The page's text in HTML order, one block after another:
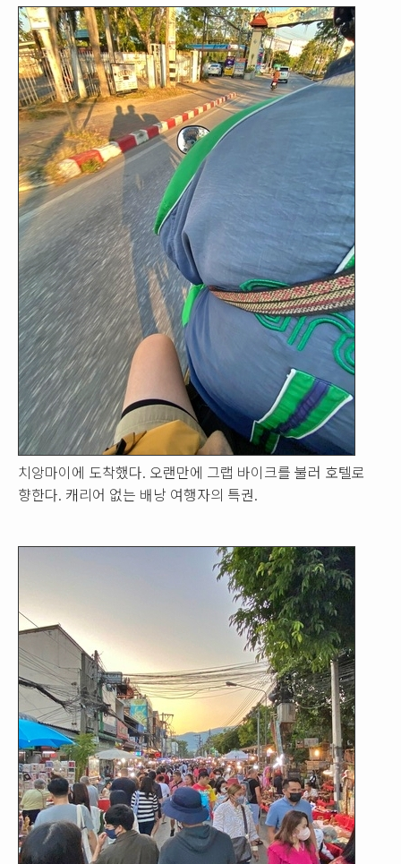
치앙마이에 도착했다. 오랜만에 그랩 바이크를 불러 호텔로
향한다. 캐리어 없는 배낭 여행자의 특권.